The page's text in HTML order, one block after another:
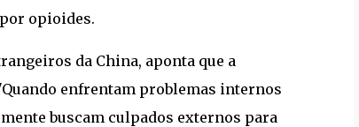
opioides.
da China, aponta que a
enfrentam problemas internos
buscam culpados externos para